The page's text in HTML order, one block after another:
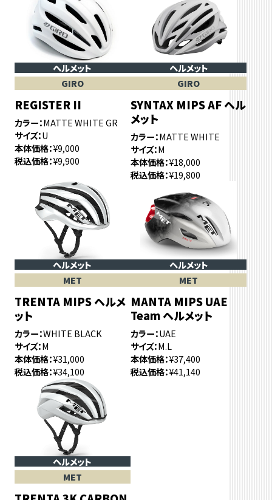
ヘルメット
GIRO
REGISTER II
カラー MATTE WHITE GR
サイズ U
本体価格 ¥9,000
税込価格 ¥9,900
ヘルメット
GIRO
SYNTAX MIPS AF ヘル
メット
カラー MATTE WHITE
サイズ M
本体価格 ¥18,000
税込価格 ¥19,800
ヘルメット
MET
TRENTA MIPS ヘルメ
ット
カラー WHITE BLACK
サイズ M
本体価格 ¥31,000
税込価格 ¥34,100
ヘルメット
MET
MANTA MIPS UAE
Team ヘルメット
カラー UAE
サイズ M.L
本体価格 ¥37,400
税込価格 ¥41,140
ヘルメット
MET